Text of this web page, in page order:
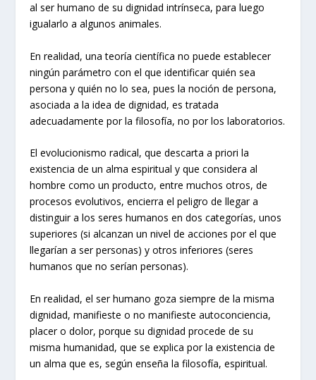
al ser humano de su dignidad intrínseca, para luego
igualarlo a algunos animales.
En realidad, una teoría científica no puede establecer
ningún parámetro con el que identificar quién sea
persona y quién no lo sea, pues la noción de persona,
asociada a la idea de dignidad, es tratada
adecuadamente por la filosofía, no por los laboratorios.
El evolucionismo radical, que descarta a priori la
existencia de un alma espiritual y que considera al
hombre como un producto, entre muchos otros, de
procesos evolutivos, encierra el peligro de llegar a
distinguir a los seres humanos en dos categorías, unos
superiores (si alcanzan un nivel de acciones por el que
llegarían a ser personas) y otros inferiores (seres
humanos que no serían personas).
En realidad, el ser humano goza siempre de la misma
dignidad, manifieste o no manifieste autoconciencia,
placer o dolor, porque su dignidad procede de su
misma humanidad, que se explica por la existencia de
un alma que es, según enseña la filosofía, espiritual.